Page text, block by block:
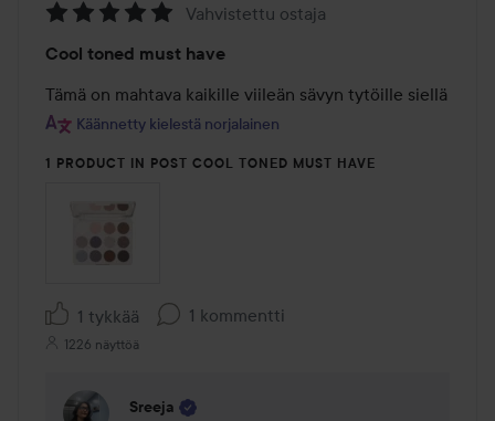
5
/
5
Vahvistettu ostaja
Cool toned must have
Tämä on mahtava kaikille viileän sävyn tytöille siellä
Käännetty kielestä norjalainen
1 PRODUCT IN POST COOL TONED MUST HAVE
1 tykkää 1 kommentti
1226 näyttöä
Sreeja